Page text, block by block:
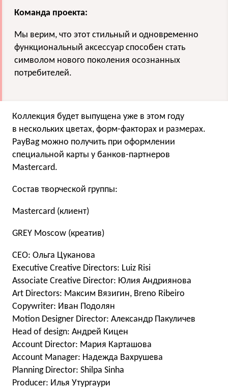
Команда проекта:
Мы верим, что этот стильный и одновременно
функциональный аксессуар способен стать
символом нового поколения осознанных
потребителей.
Коллекция будет выпущена уже в этом году
в нескольких цветах, форм-факторах и размерах.
PayBag можно получить при оформлении
специальной карты у банков-партнеров
Mastercard.
Состав творческой группы:
Mastercard (клиент)
GREY Moscow (креатив)
CEO: Ольга Цуканова
Executive Creative Directors: Luiz Risi
Associate Creative Director: Юлия Андриянова
Art Directors: Максим Вязигин, Breno Ribeiro
Copywriter: Иван Подолян
Motion Designer Director: Александр Пакуличев
Head of design: Андрей Кицен
Account Director: Мария Карташова
Account Manager: Надежда Вахрушева
Planning Director: Shilpa Sinha
Producer: Илья Утургаури